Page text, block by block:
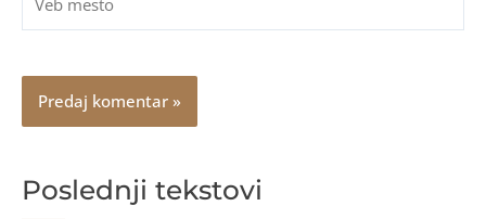
mesto
Poslednji tekstovi